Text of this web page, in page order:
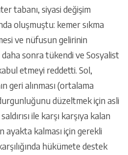
tabanı, siyasi değişim
oluşmuştu: kemer sıkma
ve nüfusun gelirinin
sonra tükendi ve Sosyalist
etmeyi reddetti. Sol,
geri alınması (ortalama
düzeltmek için asli
ile karşı karşıya kalan
ayakta kalması için gerekli
hükümete destek